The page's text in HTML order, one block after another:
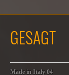
GESAGT
Made in Italy 04